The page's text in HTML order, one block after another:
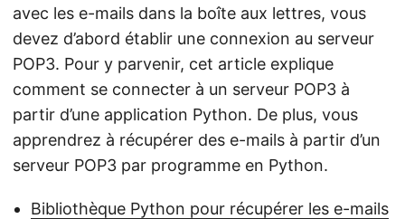
avec les e-mails dans la boîte aux lettres, vous
devez d’abord établir une connexion au serveur
POP3. Pour y parvenir, cet article explique
comment se connecter à un serveur POP3 à
partir d’une application Python. De plus, vous
apprendrez à récupérer des e-mails à partir d’un
serveur POP3 par programme en Python.
Bibliothèque Python pour récupérer les e-mails